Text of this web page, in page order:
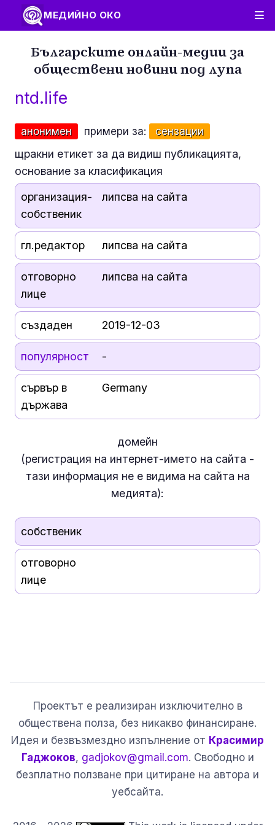
МЕДИЙНО ОКО
Българските онлайн-медии за
обществени новини под лупа
ntd.life
анонимен примери за: сензации
щракни етикет за да видиш публикацията,
основание за класификация
организация-
собственик
липсва на сайта
гл.редактор липсва на сайта
отговорно
лице
липсва на сайта
създаден 2019-12-03
популярност -
сървър в
държава
Germany
домейн
(регистрация на интернет-името на сайта -
тази информация не евидима на сайта на
медията):
собственик
отговорно
лице
Проектът е реализиран изключително в
обществена полза, без никакво финансиране.
Идея и безвъзмездно изпълнение от Красимир
Гаджоков, gadjokov@gmail.com. Свободно и
безплатно ползване при цитиране на автора и
уебсайта.